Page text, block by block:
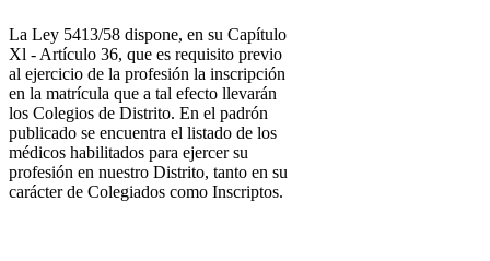
La Ley 5413/58 dispone, en su Capítulo
Xl - Artículo 36, que es requisito previo
al ejercicio de la profesión la inscripción
en la matrícula que a tal efecto llevarán
los Colegios de Distrito. En el padrón
publicado se encuentra el listado de los
médicos habilitados para ejercer su
profesión en nuestro Distrito, tanto en su
carácter de Colegiados como Inscriptos.